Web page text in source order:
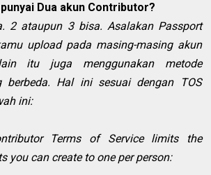
Dua akun Contributor?
2 ataupun 3 bisa. Asalakan Passport
upload pada masing-masing akun
itu juga menggunakan metode
berbeda. Hal ini sesuai dengan TOS
ini:
Terms of Service limits the
you can create to one per person: